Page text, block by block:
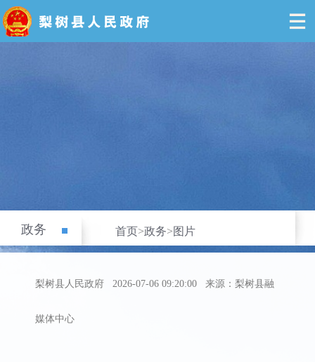
政务 首页>政务>图片
梨树县人民政府 2026-07-06 09:20:00 来源：梨树县融
媒体中心